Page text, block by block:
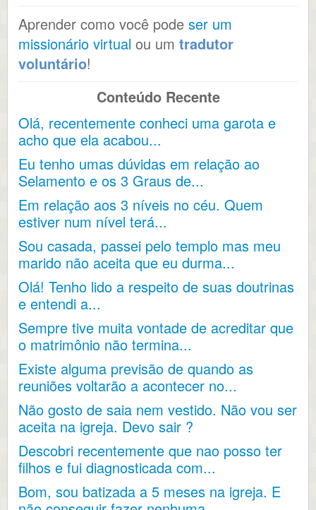
Aprender como você pode ser um
missionário virtual ou um tradutor
voluntário!
Conteúdo Recente
Olá, recentemente conheci uma garota e
acho que ela acabou...
Eu tenho umas dúvidas em relação ao
Selamento e os 3 Graus de...
Em relação aos 3 níveis no céu. Quem
estiver num nível terá...
Sou casada, passei pelo templo mas meu
marido não aceita que eu durma...
Olá! Tenho lido a respeito de suas doutrinas
e entendi a...
Sempre tive muita vontade de acreditar que
o matrimônio não termina...
Existe alguma previsão de quando as
reuniões voltarão a acontecer no...
Não gosto de saia nem vestido. Não vou ser
aceita na igreja. Devo sair ?
Descobri recentemente que nao posso ter
filhos e fui diagnosticada com...
Bom, sou batizada a 5 meses na igreja. E